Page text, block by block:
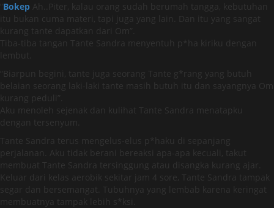
“Bokep Ah..Piter, kalau orang sudah berumah tangga, kebutuhan
itu bukan cuma materi, tapi juga yang lain. Dan itu yang sangat
kurang tante dapatkan dari Om”.
Tiba-tiba tangan Tante Sandra menyentuh p*ha kiriku dengan
lembut.
“Biarpun begini, tante juga seorang Tante g*rang yang butuh
belaian seorang laki-laki tante masih butuh itu dan sayangnya Om
kurang peduli”.
Aku menoleh sejenak dan kulihat Tante Sandra menatapku
dengan tersenyum.
Tante Sandra terus mengelus-elus p*haku di sepanjang
perjalanan. Aku tidak berani bereaksi apa-apa kecuali, takut
membuat Tante Sandra tersinggung atau disangka kurang ajar.
Keluar dari kelas aerobik sekitar jam 4 sore, Tante Sandra tampak
segar dan bersemangat. Tubuhnya yang lembab karena keringat
membuatnya tampak lebih s*ksi.